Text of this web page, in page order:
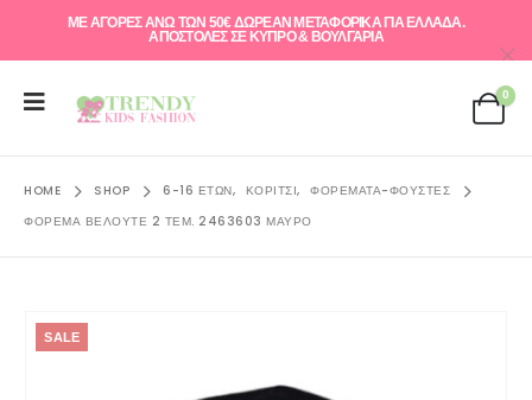
ΜΕ ΑΓΟΡΕΣ ΑΝΩ ΤΩΝ 50€ ΔΩΡΕΑΝ ΜΕΤΑΦΟΡΙΚΑ ΓΙΑ ΕΛΛAΔΑ.
ΑΠΟΣΤΟΛΕΣ ΣΕ ΚΥΠΡΟ & ΒΟΥΛΓΑΡΙΑ
0
HOME SHOP 6-16 ΕΤΏΝ, ΚΟΡΊΤΣΙ, ΦΟΡΈΜΑΤΑ-ΦΟΎΣΤΕΣ
ΦΌΡΕΜΑ ΒΕΛΟΥΤΈ 2 ΤΕΜ. 2463603 ΜΑΎΡΟ
SALE